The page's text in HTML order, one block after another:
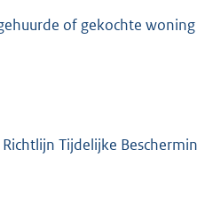
of gekochte woning
Tijdelijke